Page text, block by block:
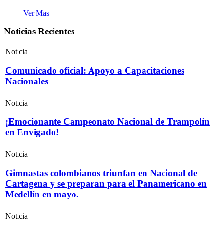
Ver Mas
Noticias Recientes
Noticia
Comunicado oficial: Apoyo a Capacitaciones
Nacionales
Noticia
¡Emocionante Campeonato Nacional de Trampolín
en Envigado!
Noticia
Gimnastas colombianos triunfan en Nacional de
Cartagena y se preparan para el Panamericano en
Medellín en mayo.
Noticia